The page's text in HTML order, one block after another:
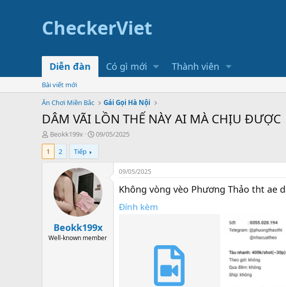
CheckerViet
Diễn đàn Có gì mới Thành viên
Bài viết mới
Ăn Chơi Miền Bắc
Gái Gọi Hà Nội
DÂM VÃI LỒN THẾ NÀY AI MÀ CHỊU ĐƯỢC
T
h
e
e
Beokk199x
N
g
y
ử
i
09/05/2025
1
2 Tiếp
Beokk199x
Well-known member
09/05/2025
Không vòng vèo Phương Thảo tht ae
Đính kèm